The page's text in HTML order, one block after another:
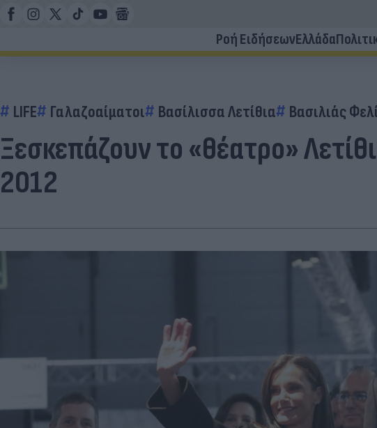
Ροή ΕιδήσεωνΕλλάδα
LIFE Γαλαζοαίματοι Βασίλισσα Λετίθια Βασιλιάς
Ξεσκεπάζουν το «θέατρο»
2012